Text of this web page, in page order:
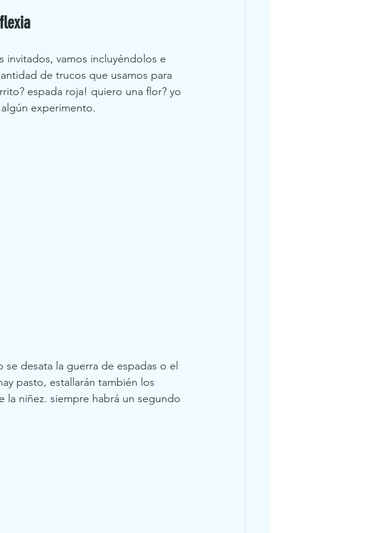
invitados, vamos incluyéndolos e
de trucos que usamos para
espada roja! quiero una flor? yo
experimento.
desata la guerra de espadas o el
pasto, estallarán también los
la niñez. siempre habrá un segundo